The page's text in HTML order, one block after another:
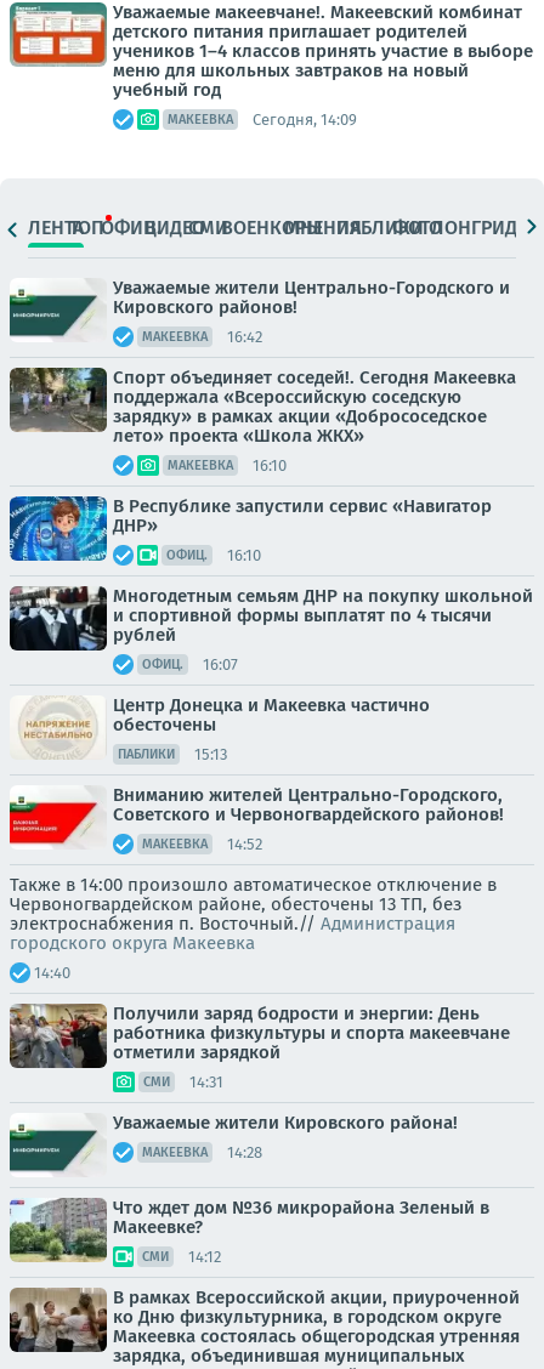
Уважаемые макеевчане!. Макеевский комбинат
детского питания приглашает родителей
учеников 1–4 классов принять участие в выборе
меню для школьных завтраков на новый
учебный год
МАКЕЕВКА Сегодня, 14:09
ЛЕНТАТОПОФИЦ.ВИДЕОСМИВОЕНКОРЫМНЕНИЯПАБЛИКИ
ФОТОЛОНГРИДЫ
Уважаемые жители Центрально-Городского и
Кировского районов!
МАКЕЕВКА 16:42
Спорт объединяет соседей!. Сегодня Макеевка
поддержала «Всероссийскую соседскую
зарядку» в рамках акции «Добрососедское
лето» проекта «Школа ЖКХ»
МАКЕЕВКА 16:10
В Республике запустили сервис «Навигатор
ДНР»
ОФИЦ. 16:10
Многодетным семьям ДНР на покупку школьной
и спортивной формы выплатят по 4 тысячи
рублей
ОФИЦ. 16:07
Центр Донецка и Макеевка частично
обесточены
ПАБЛИКИ 15:13
Вниманию жителей Центрально-Городского,
Советского и Червоногвардейского районов!
МАКЕЕВКА 14:52
Также в 14:00 произошло автоматическое отключение в
Червоногвардейском районе, обесточены 13 ТП, без
электроснабжения п. Восточный.// Администрация
городского округа Макеевка
14:40
Получили заряд бодрости и энергии: День
работника физкультуры и спорта макеевчане
отметили зарядкой
СМИ 14:31
Уважаемые жители Кировского района!
МАКЕЕВКА 14:28
Что ждет дом №36 микрорайона Зеленый в
Макеевке?
СМИ 14:12
В рамках Всероссийской акции, приуроченной
ко Дню физкультурника, в городском округе
Макеевка состоялась общегородская утренняя
зарядка, объединившая муниципальных